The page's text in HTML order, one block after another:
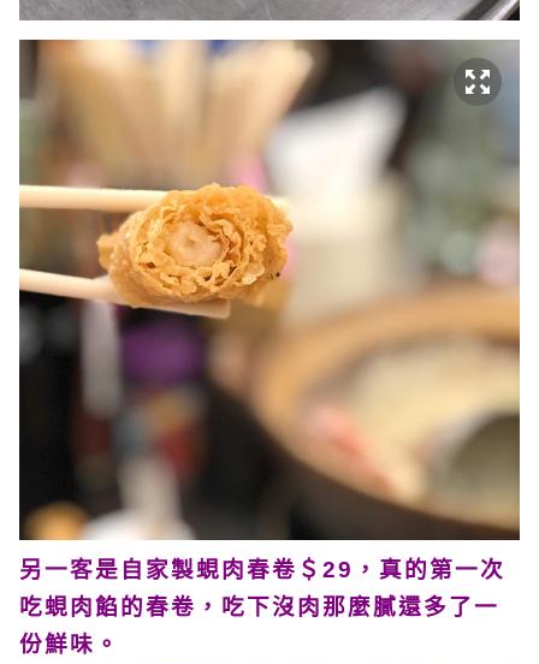
另一客是自家製蜆肉春卷＄29，真的第一次
吃蜆肉餡的春卷，吃下沒肉那麼膩還多了一
份鮮味。